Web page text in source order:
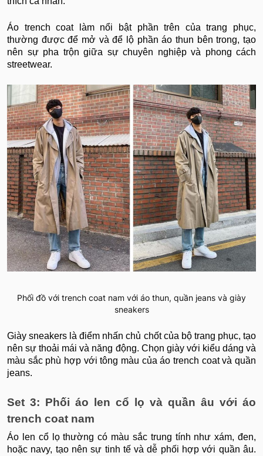
Áo trench coat làm nổi bật phần trên của trang phục,
thường được để mở và để lộ phần áo thun bên trong, tạo
nên sự pha trộn giữa sự chuyên nghiệp và phong cách
streetwear.
Phối đồ với trench coat nam với áo thun, quần jeans và giày
sneakers
Giày sneakers là điểm nhấn chủ chốt của bộ trang phục, tạo
nên sự thoải mái và năng động. Chọn giày với kiểu dáng và
màu sắc phù hợp với tông màu của áo trench coat và quần
jeans.
Set 3: Phối áo len cổ lọ và quần âu với áo
trench coat nam
Áo len cổ lọ thường có màu sắc trung tính như xám, đen,
hoặc navy, tạo nên sự tinh tế và dễ phối hợp với quần âu.